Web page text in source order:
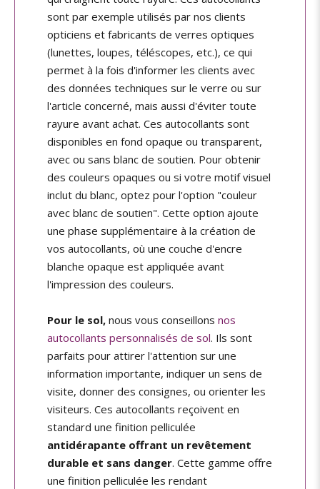
sont par exemple utilisés par nos clients
opticiens et fabricants de verres optiques
(lunettes, loupes, téléscopes, etc.), ce qui
permet à la fois d'informer les clients avec
des données techniques sur le verre ou sur
l'article concerné, mais aussi d'éviter toute
rayure avant achat. Ces autocollants sont
disponibles en fond opaque ou transparent,
avec ou sans blanc de soutien. Pour obtenir
des couleurs opaques ou si votre motif visuel
inclut du blanc, optez pour l'option "couleur
avec blanc de soutien". Cette option ajoute
une phase supplémentaire à la création de
vos autocollants, où une couche d'encre
blanche opaque est appliquée avant
l'impression des couleurs.
Pour le sol, nous vous conseillons nos
autocollants personnalisés de sol. Ils sont
parfaits pour attirer l'attention sur une
information importante, indiquer un sens de
visite, donner des consignes, ou orienter les
visiteurs. Ces autocollants reçoivent en
standard une finition pelliculée
antidérapante offrant un revêtement
durable et sans danger. Cette gamme offre
une finition pelliculée les rendant